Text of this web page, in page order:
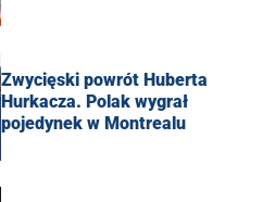
Zwycięski powrót Huberta
Hurkacza. Polak wygrał
pojedynek w Montrealu